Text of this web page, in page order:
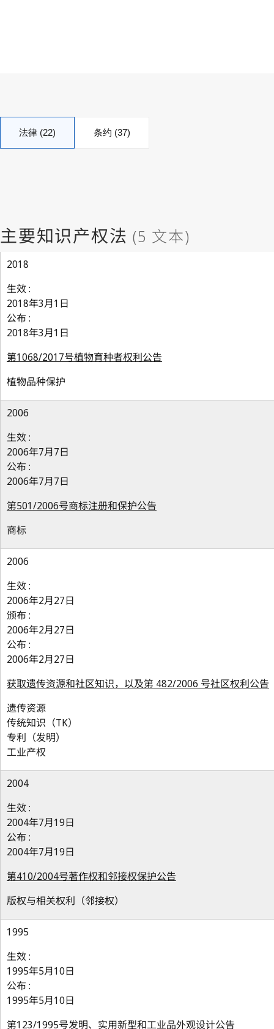
法律 (22) 条约 (37)
2018
生效 :
2018年3月1日
公布 :
2018年3月1日
第1068/2017号植物育种者权利公告
植物品种保护
2006
生效 :
2006年7月7日
公布 :
2006年7月7日
第501/2006号商标注册和保护公告
商标
2006
生效 :
2006年2月27日
颁布 :
2006年2月27日
公布 :
2006年2月27日
获取遗传资源和社区知识，以及第 482/2006 号社区权利公告
遗传资源
传统知识（TK）
专利（发明）
工业产权
2004
生效 :
2004年7月19日
公布 :
2004年7月19日
第410/2004号著作权和邻接权保护公告
版权与相关权利（邻接权）
1995
生效 :
1995年5月10日
公布 :
1995年5月10日
第123/1995号发明、实用新型和工业品外观设计公告